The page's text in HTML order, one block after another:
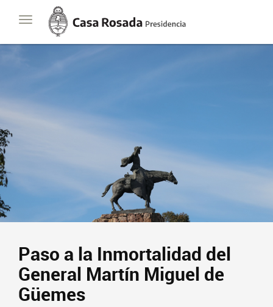
Toggle
navigation
Casa
Rosada
Presidencia
de
Paso a la Inmortalidad del
General Martín Miguel de
Güemes